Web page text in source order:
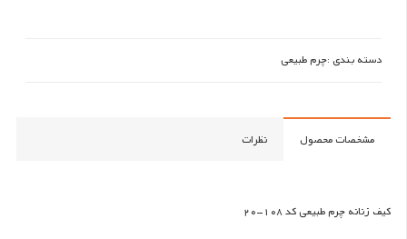
دسته بندی :چرم طبیعی
مشخصات محصول نظرات
کیف زنانه چرم طبیعی کد 108-20